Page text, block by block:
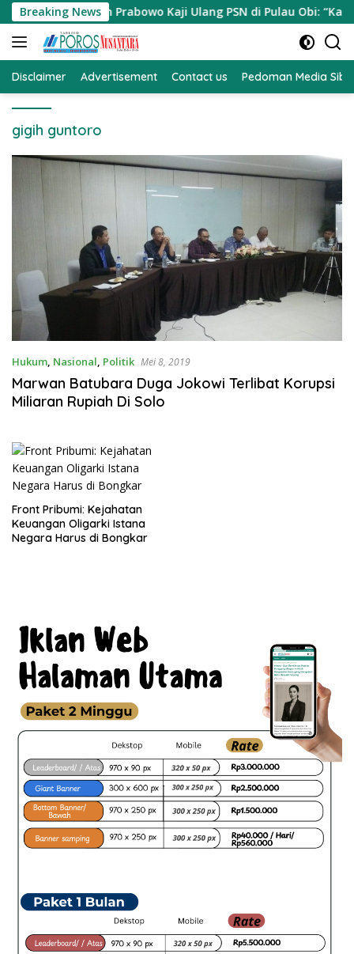
Langsung
ke
konten
Breaking News
Prabowo Kaji Ulang PSN di Pulau Obi: “Kalau Tak
Disclaimer Advertisement Contact us Pedoman Media
gigih guntoro
Hukum, Nasional, Politik Mei 8, 2019
Marwan Batubara Duga Jokowi Terlibat Korupsi
Miliaran Rupiah Di Solo
Front Pribumi: Kejahatan
Keuangan Oligarki Istana
Negara Harus di Bongkar